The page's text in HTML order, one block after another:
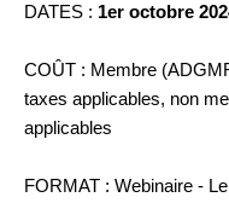
DATES : 1er octobre
COÛT : Membre
taxes applicables, non
applicables
FORMAT : Webinaire -